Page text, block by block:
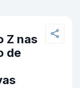
Z nas
de